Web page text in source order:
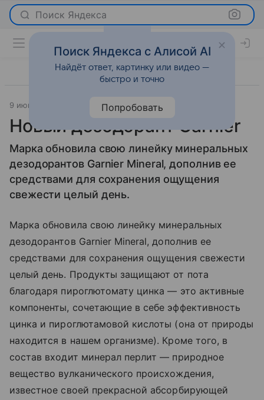
Поиск Яндекса
9 июня 2012
Новый дезодорант Garnier
Марка обновила свою линейку минеральных
дезодорантов Garnier Mineral, дополнив ее
средствами для сохранения ощущения
свежести целый день.
Марка обновила свою линейку минеральных
дезодорантов Garnier Mineral, дополнив ее
средствами для сохранения ощущения свежести
целый день. Продукты защищают от пота
благодаря пироглютомату цинка — это активные
компоненты, сочетающие в себе эффективность
цинка и пироглютамовой кислоты (она от природы
находится в нашем организме). Кроме того, в
состав входит минерал перлит — природное
вещество вулканического происхождения,
известное своей прекрасной абсорбирующей
Поиск Яндекса с Алисой AI
Найдёт ответ, картинку или видео —
быстро и точно
Попробовать